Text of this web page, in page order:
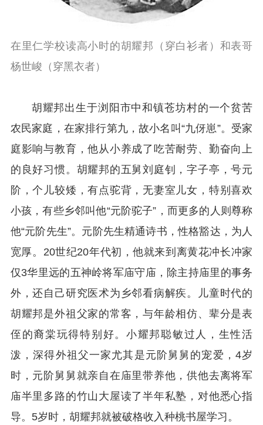
在里仁学校读高小时的胡耀邦（穿白衫者）和表哥
杨世峻（穿黑衣者）
胡耀邦出生于浏阳市中和镇苍坊村的一个贫苦
农民家庭，在家排行第九，故小名叫“九伢崽”。受家
庭影响与教育，他从小养成了吃苦耐劳、勤奋向上
的良好习惯。胡耀邦的五舅刘庭钊，字子亭，号元
阶，个儿较矮，有点驼背，无妻室儿女，特别喜欢
小孩，有些乡邻叫他“元阶驼子”，而更多的人则尊称
他“元阶先生”。元阶先生精通诗书，性格豁达，为人
宽厚。20世纪20年代初，他就来到离黄花冲长冲家
仅3华里远的五神岭将军庙守庙，除主持庙里的事务
外，还自己研究医术为乡邻看病解疾。儿童时代的
胡耀邦是外祖父家的常客，与年龄相仿、辈分是表
侄的裔棠玩得特别好。小耀邦聪敏过人，生性活
泼，深得外祖父一家尤其是元阶舅舅的宠爱，4岁
时，元阶舅舅就亲自在庙里带养他，供他去离将军
庙半里多路的竹山大屋读了半年私塾，对他悉心指
导。5岁时，胡耀邦就被破格收入种桃书屋学习。